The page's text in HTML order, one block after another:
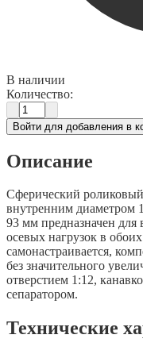
В наличии
Количество:
Войти для добавления в
Описание
Сферический
внутренним
93 мм предназначен
осевых нагрузок в
самонастраивается,
без значительного
отверстием 1:12,
сепаратором.
Технические